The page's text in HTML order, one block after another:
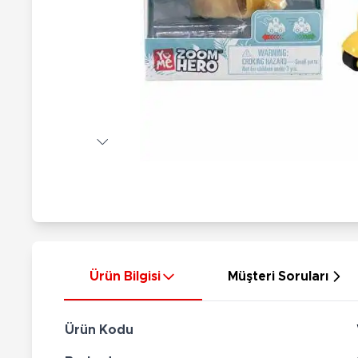
Nerf
Silahlar
Silah Setleri
Kılıç Setleri
Ürün Bilgisi Müşteri Soruları
Ürün Kodu